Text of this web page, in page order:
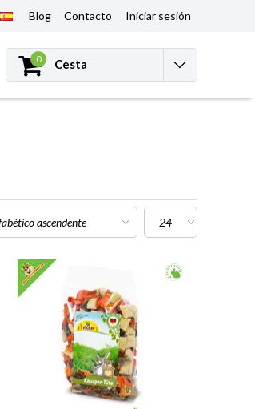
Blog Contacto Iniciar sesión
0 Cesta